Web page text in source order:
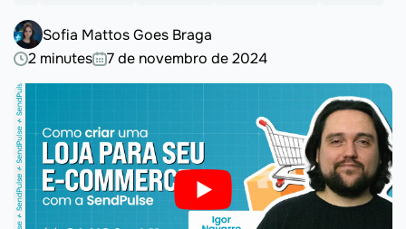
Sofia Mattos Goes Braga
2 minutes
7 de novembro de 2024